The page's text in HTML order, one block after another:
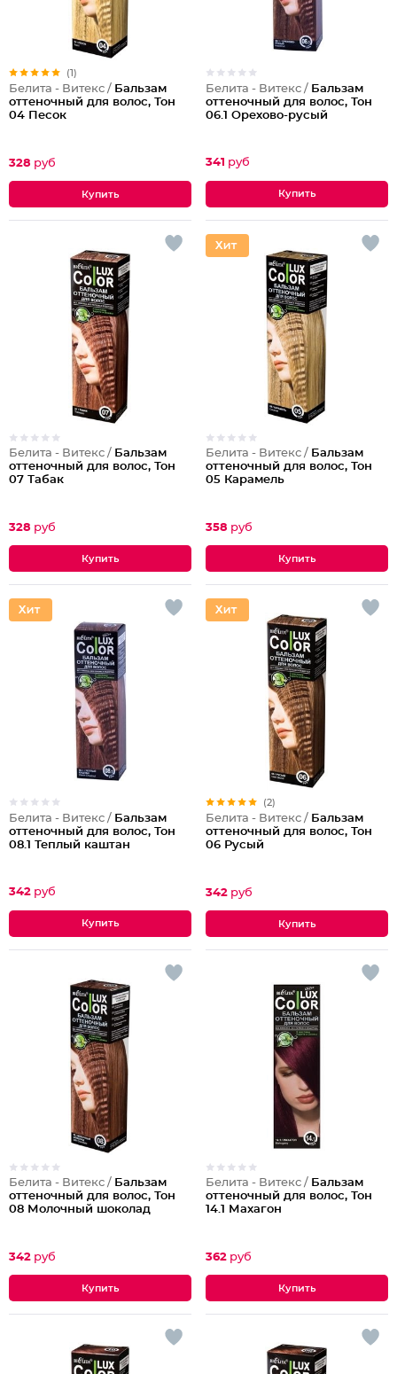
(1)
Белита - Витекс / Бальзам
оттеночный для волос, Тон
04 Песок
328 руб
Белита - Витекс / Бальзам
оттеночный для волос, Тон
06.1 Орехово-русый
341 руб
Белита - Витекс / Бальзам
оттеночный для волос, Тон
07 Табак
328 руб
Белита - Витекс / Бальзам
оттеночный для волос, Тон
05 Карамель
358 руб
Белита - Витекс / Бальзам
оттеночный для волос, Тон
08.1 Теплый каштан
342 руб
(2)
Белита - Витекс / Бальзам
оттеночный для волос, Тон
06 Русый
342 руб
Белита - Витекс / Бальзам
оттеночный для волос, Тон
08 Молочный шоколад
342 руб
Белита - Витекс / Бальзам
оттеночный для волос, Тон
14.1 Махагон
362 руб